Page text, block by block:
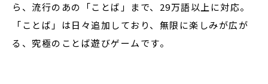
ら、流行のあの「ことば」まで、29万語以上に対応。
「ことば」は日々追加しており、無限に楽しみが広が
る、究極のことば遊びゲームです。